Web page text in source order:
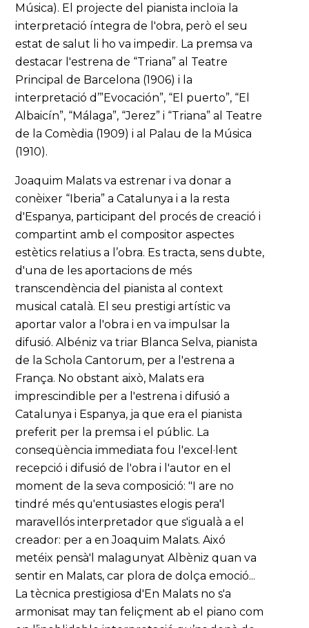
Música). El projecte del pianista incloïa la
interpretació íntegra de l'obra, però el seu
estat de salut li ho va impedir. La premsa va
destacar l'estrena de “Triana” al Teatre
Principal de Barcelona (1906) i la
interpretació d’”Evocación”, “El puerto”, “El
Albaicín”, “Málaga”, “Jerez” i “Triana” al Teatre
de la Comèdia (1909) i al Palau de la Música
(1910).
Joaquim Malats va estrenar i va donar a
conèixer “Iberia” a Catalunya i a la resta
d'Espanya, participant del procés de creació i
compartint amb el compositor aspectes
estètics relatius a l’obra. Es tracta, sens dubte,
d'una de les aportacions de més
transcendència del pianista al context
musical català. El seu prestigi artístic va
aportar valor a l'obra i en va impulsar la
difusió. Albéniz va triar Blanca Selva, pianista
de la Schola Cantorum, per a l'estrena a
França. No obstant això, Malats era
imprescindible per a l'estrena i difusió a
Catalunya i Espanya, ja que era el pianista
preferit per la premsa i el públic. La
conseqüència immediata fou l'excel·lent
recepció i difusió de l'obra i l'autor en el
moment de la seva composició: "I are no
tindré més qu'entusiastes elogis pera'l
maravellós interpretador que s'igualà a el
creador: per a en Joaquim Malats. Aixó
metéix pensà'l malagunyat Albèniz quan va
sentir en Malats, car plora de dolça emoció...
La tècnica prestigiosa d'En Malats no s'a
armonisat may tan feliçment ab el piano com